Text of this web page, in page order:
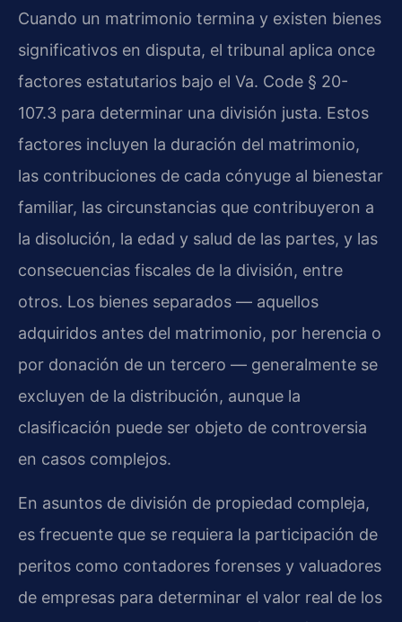
Cuando un matrimonio termina y existen bienes
significativos en disputa, el tribunal aplica once
factores estatutarios bajo el Va. Code § 20-
107.3 para determinar una división justa. Estos
factores incluyen la duración del matrimonio,
las contribuciones de cada cónyuge al bienestar
familiar, las circunstancias que contribuyeron a
la disolución, la edad y salud de las partes, y las
consecuencias fiscales de la división, entre
otros. Los bienes separados — aquellos
adquiridos antes del matrimonio, por herencia o
por donación de un tercero — generalmente se
excluyen de la distribución, aunque la
clasificación puede ser objeto de controversia
en casos complejos.
En asuntos de división de propiedad compleja,
es frecuente que se requiera la participación de
peritos como contadores forenses y valuadores
de empresas para determinar el valor real de los